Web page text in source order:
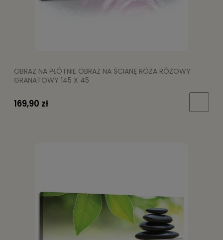
OBRAZ NA PŁÓTNIE OBRAZ NA ŚCIANĘ RÓŻA RÓŻOWY
GRANATOWY 145 X 45
169,90 zł